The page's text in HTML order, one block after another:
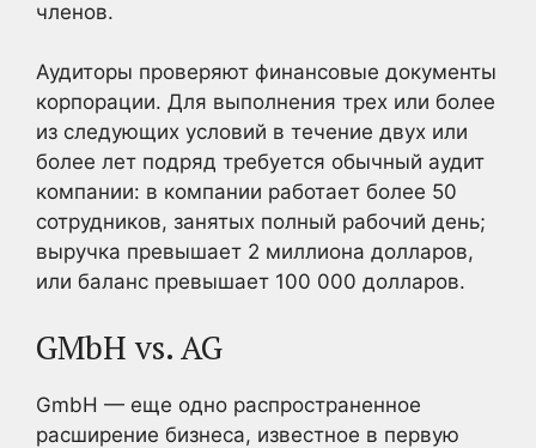
членов.
Аудиторы проверяют финансовые документы
корпорации. Для выполнения трех или более
из следующих условий в течение двух или
более лет подряд требуется обычный аудит
компании: в компании работает более 50
сотрудников, занятых полный рабочий день;
выручка превышает 2 миллиона долларов,
или баланс превышает 100 000 долларов.
GMbH vs. AG
GmbH — еще одно распространенное
расширение бизнеса, известное в первую